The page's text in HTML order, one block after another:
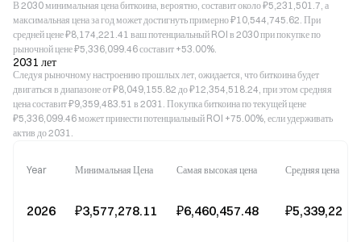
В 2030 минимальная цена биткоина, вероятно, составит около ₽5,231,501.7, а
максимальная цена за год может достигнуть примерно ₽10,544,745.62. При
средней цене ₽8,174,221.41 ваш потенциальный ROI в 2030 при покупке по
рыночной цене ₽5,336,099.46 составит +53.00%.
2031 лет
Следуя рыночному настроению прошлых лет, ожидается, что биткоина будет
двигаться в диапазоне от ₽8,049,155.82 до ₽12,354,518.24, при этом средняя
цена составит ₽9,359,483.51 в 2031. Покупка биткоина по текущей цене
₽5,336,099.46 может принести потенциальный ROI +75.00%, если удерживать
актив до 2031.
Year Минимальная Цена Самая высокая цена Средняя цена
2026 ₽3,577,278.11 ₽6,460,457.48